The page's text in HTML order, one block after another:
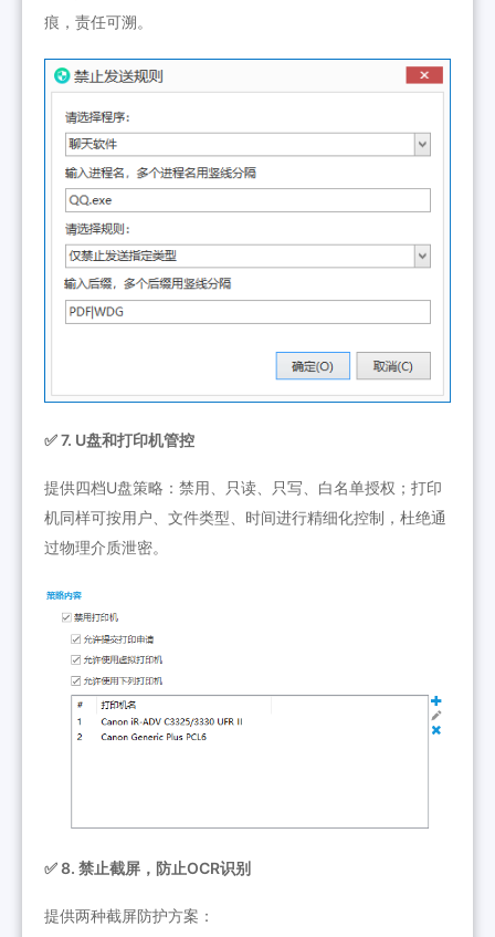
痕，责任可溯。
✅ 7. U盘和打印机管控
提供四档U盘策略：禁用、只读、只写、白名单授权；打印
机同样可按用户、文件类型、时间进行精细化控制，杜绝通
过物理介质泄密。
✅ 8. 禁止截屏，防止OCR识别
提供两种截屏防护方案：